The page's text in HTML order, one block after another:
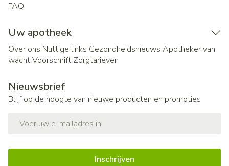
FAQ
Uw apotheek
Over ons Nuttige links Gezondheidsnieuws Apotheker van
wachtVoorschrift Zorgtarieven
Nieuwsbrief
Blijf op de hoogte van nieuwe producten en promoties
Inschrijven